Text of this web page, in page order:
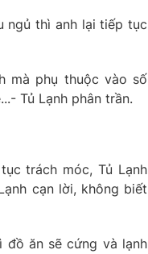
ngủ thì anh lại tiếp tục
mà phụ thuộc vào số
Tủ Lạnh phân trần.
trách móc, Tủ Lạnh
cạn lời, không biết
ăn sẽ cứng và lạnh